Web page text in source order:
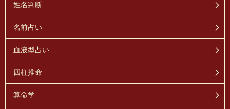
姓名判断
名前占い
血液型占い
四柱推命
算命学